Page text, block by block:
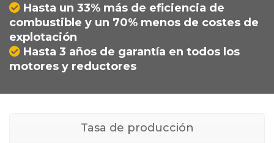
Hasta un 33% más de eficiencia de
combustible y un 70% menos de costes de
explotación
Hasta 3 años de garantía en todos los
motores y reductores
Tasa de producción